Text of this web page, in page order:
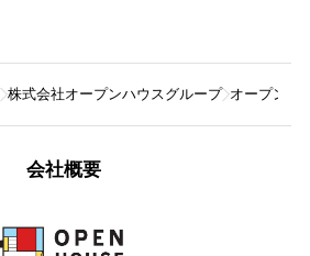
株式会社オープンハウスグループ オープンハ
会社概要